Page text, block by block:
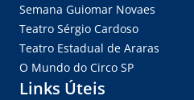
Semana Guiomar Novaes
Teatro Sérgio Cardoso
Teatro Estadual de Araras
O Mundo do Circo SP
Links Úteis